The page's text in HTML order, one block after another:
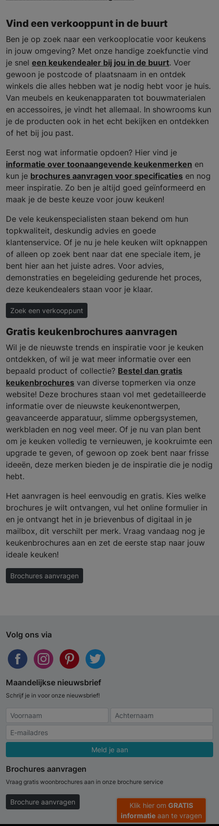
Vind een verkooppunt in de buurt
Ben je op zoek naar een verkooplocatie voor keukens
in jouw omgeving? Met onze handige zoekfunctie vind
je snel een keukendealer bij jou in de buurt. Voer
gewoon je postcode of plaatsnaam in en ontdek
winkels die alles hebben wat je nodig hebt voor je huis.
Van meubels en keukenapparaten tot bouwmaterialen
en accessoires, je vindt het allemaal. In showrooms kun
je de producten ook in het echt bekijken en ontdekken
of het bij jou past.
Eerst nog wat informatie opdoen? Hier vind je
informatie over toonaangevende keukenmerken en
kun je brochures aanvragen voor specificaties en nog
meer inspiratie. Zo ben je altijd goed geïnformeerd en
maak je de beste keuze voor jouw keuken!
De vele keukenspecialisten staan bekend om hun
topkwaliteit, deskundig advies en goede
klantenservice. Of je nu je hele keuken wilt opknappen
of alleen op zoek bent naar dat ene speciale item, je
bent hier aan het juiste adres. Voor advies,
demonstraties en begeleiding gedurende het proces,
deze keukendealers staan voor je klaar.
Zoek een verkooppunt
Gratis keukenbrochures aanvragen
Wil je de nieuwste trends en inspiratie voor je keuken
ontdekken, of wil je wat meer informatie over een
bepaald product of collectie? Bestel dan gratis
keukenbrochures van diverse topmerken via onze
website! Deze brochures staan vol met gedetailleerde
informatie over de nieuwste keukenontwerpen,
geavanceerde apparatuur, slimme opbergsystemen,
werkbladen en nog veel meer. Of je nu van plan bent
om je keuken volledig te vernieuwen, je kookruimte een
upgrade te geven, of gewoon op zoek bent naar frisse
ideeën, deze merken bieden je de inspiratie die je nodig
hebt.
Het aanvragen is heel eenvoudig en gratis. Kies welke
brochures je wilt ontvangen, vul het online formulier in
en je ontvangt het in je brievenbus of digitaal in je
mailbox, dit verschilt per merk. Vraag vandaag nog je
keukenbrochures aan en zet de eerste stap naar jouw
ideale keuken!
Brochures aanvragen
Volg ons via
Maandelijkse nieuwsbrief
Schrijf je in voor onze nieuwsbrief!
Meld je aan
Brochures aanvragen
Vraag gratis woonbrochures aan in onze brochure service
Brochure aanvragen Klik hier om GRATIS
informatie aan te vragen